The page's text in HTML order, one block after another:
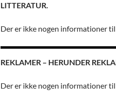
LITTERATUR.
Der er ikke nogen informationer
REKLAMER – HERUNDER
Der er ikke nogen informationer